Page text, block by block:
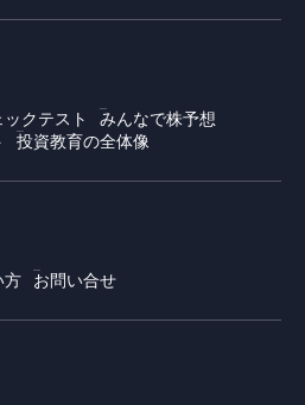
クテスト
みんなで株予想
投資教育の全体像
方 お問い合せ